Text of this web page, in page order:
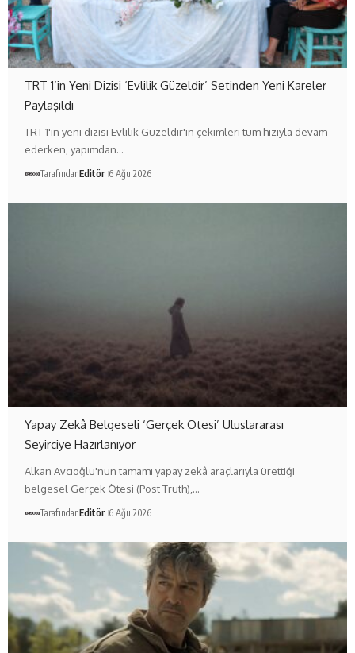
TRT 1’in Yeni Dizisi ‘Evlilik Güzeldir’ Setinden Yeni Kareler
Paylaşıldı
TRT 1'in yeni dizisi Evlilik Güzeldir'in çekimleri tüm hızıyla devam
ederken, yapımdan…
TarafındanEditör 6 Ağu 2026
Yapay Zekâ Belgeseli ‘Gerçek Ötesi’ Uluslararası
Seyirciye Hazırlanıyor
Alkan Avcıoğlu'nun tamamı yapay zekâ araçlarıyla ürettiği
belgesel Gerçek Ötesi (Post Truth),…
TarafındanEditör 6 Ağu 2026